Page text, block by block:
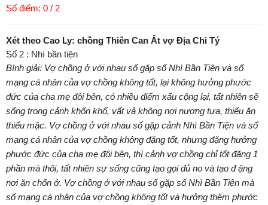
Số điểm: 0 / 2
Xét theo Cao Ly: chồng Thiên Can Ất vợ Địa Chi Tý
Số 2 : Nhì bần tiện
Bình giải: Vợ chồng ở với nhau số gặp số Nhì Bần Tiện và số
mạng cá nhân của vợ chồng không tốt, lại không hưởng phước
đức của cha mẹ đôi bên, có nhiều điểm xấu cộng lại, tất nhiên sẽ
sống trong cảnh khốn khổ, vất vả không nơi nương tựa, thiếu ăn
thiếu mặc. Vợ chồng ở với nhau số gặp cảnh Nhì Bần Tiện và số
mạng cá nhân của vợ chồng không đặng tốt, nhưng đặng hưởng
phước đức của cha mẹ đôi bên, thì cảnh vợ chồng chỉ tốt đặng 1
phần mà thôi, tất nhiên sự sống cũng tạo gọi đủ no và tạo đ ặng
nơi ăn chốn ở. Vợ chồng ở với nhau số gặp số Nhì Bần Tiện mà
số mạng cá nhân của vợ chồng không tốt và hưởng thêm phước